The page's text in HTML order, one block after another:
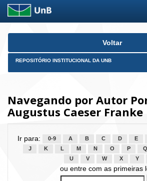
Skip
Voltar
REPOSITÓRIO INSTITUCIONAL DA UNB
Navegando por Autor
Augustus Caeser Franke
Ir para: 0-9 A B C D E
J
K L M N O P Q
U
V W X Y
ou entre com as primeiras